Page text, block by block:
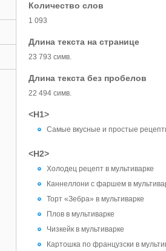
Количество слов
1 093
Длина текста на странице
23 793 симв.
Длина текста без пробелов
22 494 симв.
<H1>
Самые вкусные и простые
<H2>
Холодец рецепт в мультиварке
Каннеллони с фаршем в
Торт «Зебра» в мультиварке
Плов в мультиварке
Чизкейк в мультиварке
Картошка по французски в